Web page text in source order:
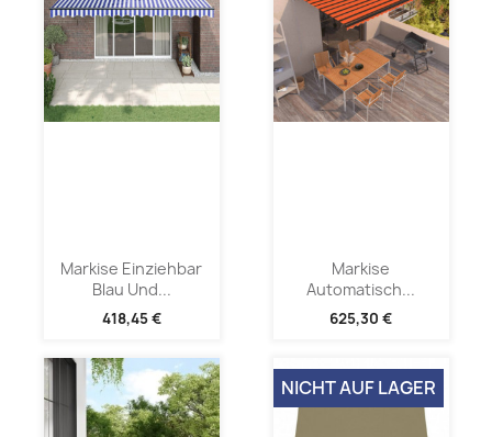
Markise Einziehbar
Blau Und...
418,45 €
Markise
Automatisch...
625,30 €
NICHT AUF LAGER